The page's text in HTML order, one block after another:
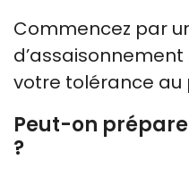
Commencez par
votre tolérance au
Peut-on
?